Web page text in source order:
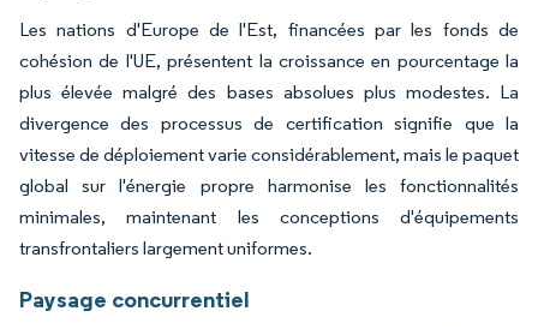
Les nations d'Europe de l'Est, financées par les fonds de
cohésion de l'UE, présentent la croissance en pourcentage la
plus élevée malgré des bases absolues plus modestes. La
divergence des processus de certification signifie que la
vitesse de déploiement varie considérablement, mais le paquet
global sur l'énergie propre harmonise les fonctionnalités
minimales, maintenant les conceptions d'équipements
transfrontaliers largement uniformes.
Paysage concurrentiel